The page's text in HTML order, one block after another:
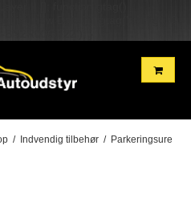
new Date()); gtag('config', 'G-
}
/ Indvendig tilbehør / Parkeringsure